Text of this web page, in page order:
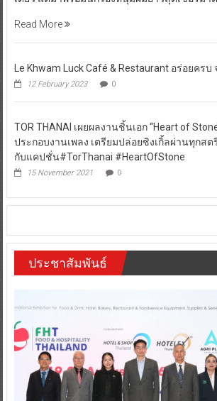
Read More
Le Khwam Luck Café & Restaurant อร่อยคร
12 February 2023 0
TOR THANAI เผยผลงานชิ้นเอก “Heart of
ประกอบงานเพลง เตรียมปล่อยซิงเกิ้ลผ่านทุกสต
กับแคปชั่น#TorThanai #HeartOfStone
15 November 2021 0
ประชาสัมพันธ์